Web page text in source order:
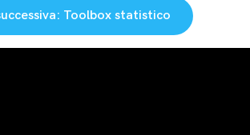
Toolbox statistico